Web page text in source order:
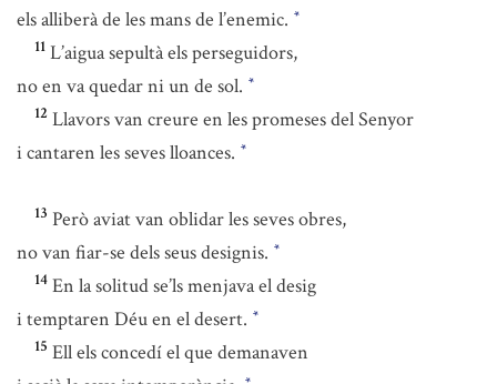
els alliberà de les mans de l’enemic. *
11 L’aigua sepultà els perseguidors,
no en va quedar ni un de sol. *
12 Llavors van creure en les promeses del Senyor
i cantaren les seves lloances. *
13 Però aviat van oblidar les seves obres,
no van fiar-se dels seus designis. *
14 En la solitud se’ls menjava el desig
i temptaren Déu en el desert. *
15 Ell els concedí el que demanaven